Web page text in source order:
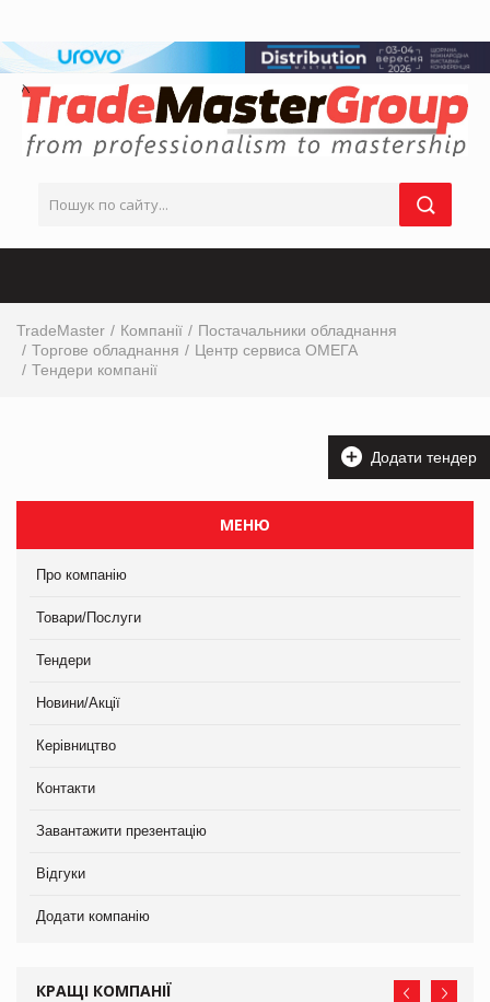
TradeMaster Компанії
Постачальники обладнання
Торгове обладнання
Центр сервиса ОМЕГА
Тендери компанії
Додати тендер
МЕНЮ
Про компанію
Товари/Послуги
Тендери
Новини/Акції
Керівництво
Контакти
Завантажити презентацію
Відгуки
Додати компанію
КРАЩІ КОМПАНІЇ